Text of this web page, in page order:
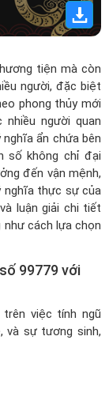
tiện mà còn
người, đặc biệt
phong thủy mới
nhiều người quan
ẩn chứa bên
số không chỉ đại
đến vận mệnh,
nghĩa thực sự của
luận giải chi tiết
cách lựa chọn
99779 với
việc tính ngũ
và sự tương sinh,